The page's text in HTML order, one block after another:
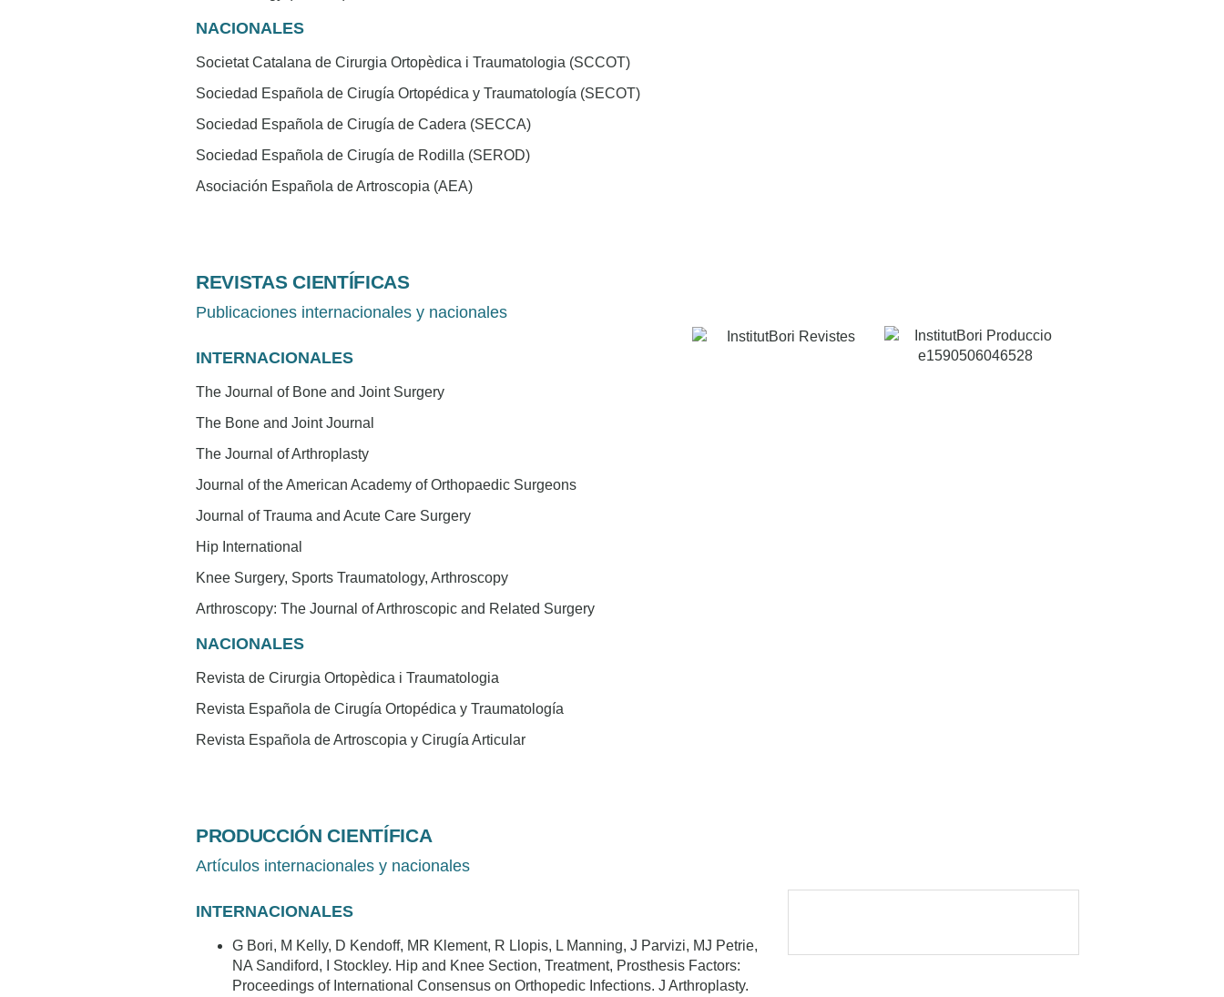
NACIONALES
Societat Catalana de Cirurgia Ortopèdica i Traumatologia (SCCOT)
Sociedad Española de Cirugía Ortopédica y Traumatología (SECOT)
Sociedad Española de Cirugía de Cadera (SECCA)
Sociedad Española de Cirugía de Rodilla (SEROD)
Asociación Española de Artroscopia (AEA)
REVISTAS CIENTÍFICAS
Publicaciones internacionales y nacionales
INTERNACIONALES
The Journal of Bone and Joint Surgery
The Bone and Joint Journal
The Journal of Arthroplasty
Journal of the American Academy of Orthopaedic Surgeons
Journal of Trauma and Acute Care Surgery
Hip International
Knee Surgery, Sports Traumatology, Arthroscopy
Arthroscopy: The Journal of Arthroscopic and Related Surgery
NACIONALES
Revista de Cirurgia Ortopèdica i Traumatologia
Revista Española de Cirugía Ortopédica y Traumatología
Revista Española de Artroscopia y Cirugía Articular
PRODUCCIÓN CIENTÍFICA
Artículos internacionales y nacionales
INTERNACIONALES
G Bori, M Kelly, D Kendoff, MR Klement, R Llopis, L Manning, J Parvizi, MJ Petrie,
NA Sandiford, I Stockley. Hip and Knee Section, Treatment, Prosthesis Factors:
Proceedings of International Consensus on Orthopedic Infections. J Arthroplasty.